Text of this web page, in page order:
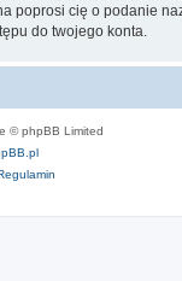
poprosi cię o podanie
do twojego konta.
© phpBB Limited